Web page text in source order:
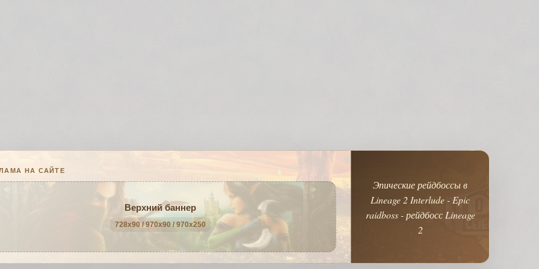
НА САЙТЕ
Верхний баннер
728x90 / 970x90 / 970x250
Эпические рейдбоссы в
Lineage 2 Interlude - Epic
raidboss - рейдбосс Lineage
2